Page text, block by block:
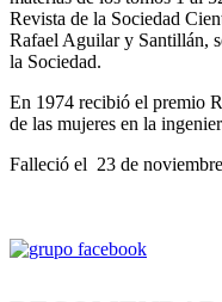
Revista de la Sociedad
Rafael Aguilar y Santillán,
la Sociedad.
En 1974 recibió el premio
de las mujeres en la
Falleció el 23 de